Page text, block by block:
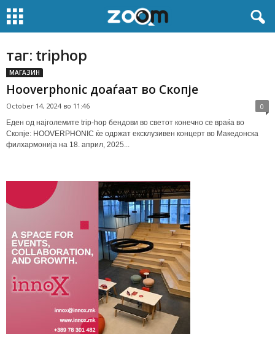
таг: triphop
МАГАЗИН
Hooverphonic доаѓаат во Скопје
October 14, 2024 во 11:46 0
Еден од најголемите trip-hop бендови во светот конечно се враќа во
Скопје: HOOVERPHONIC ќе одржат ексклузивен концерт во Македонска
филхармонија на 18. април, 2025...